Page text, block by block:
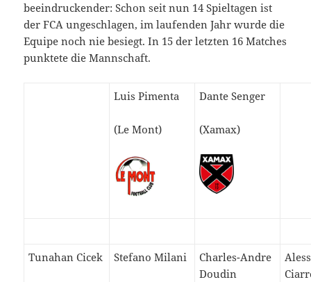
beeindruckender: Schon seit nun 14 Spieltagen ist
der FCA ungeschlagen, im laufenden Jahr wurde die
Equipe noch nie besiegt. In 15 der letzten 16 Matches
punktete die Mannschaft.
Luis Pimenta
(Le Mont)
Dante Senger
(Xamax)
Tunahan Cicek Stefano Milani
Charles-Andre
Doudin